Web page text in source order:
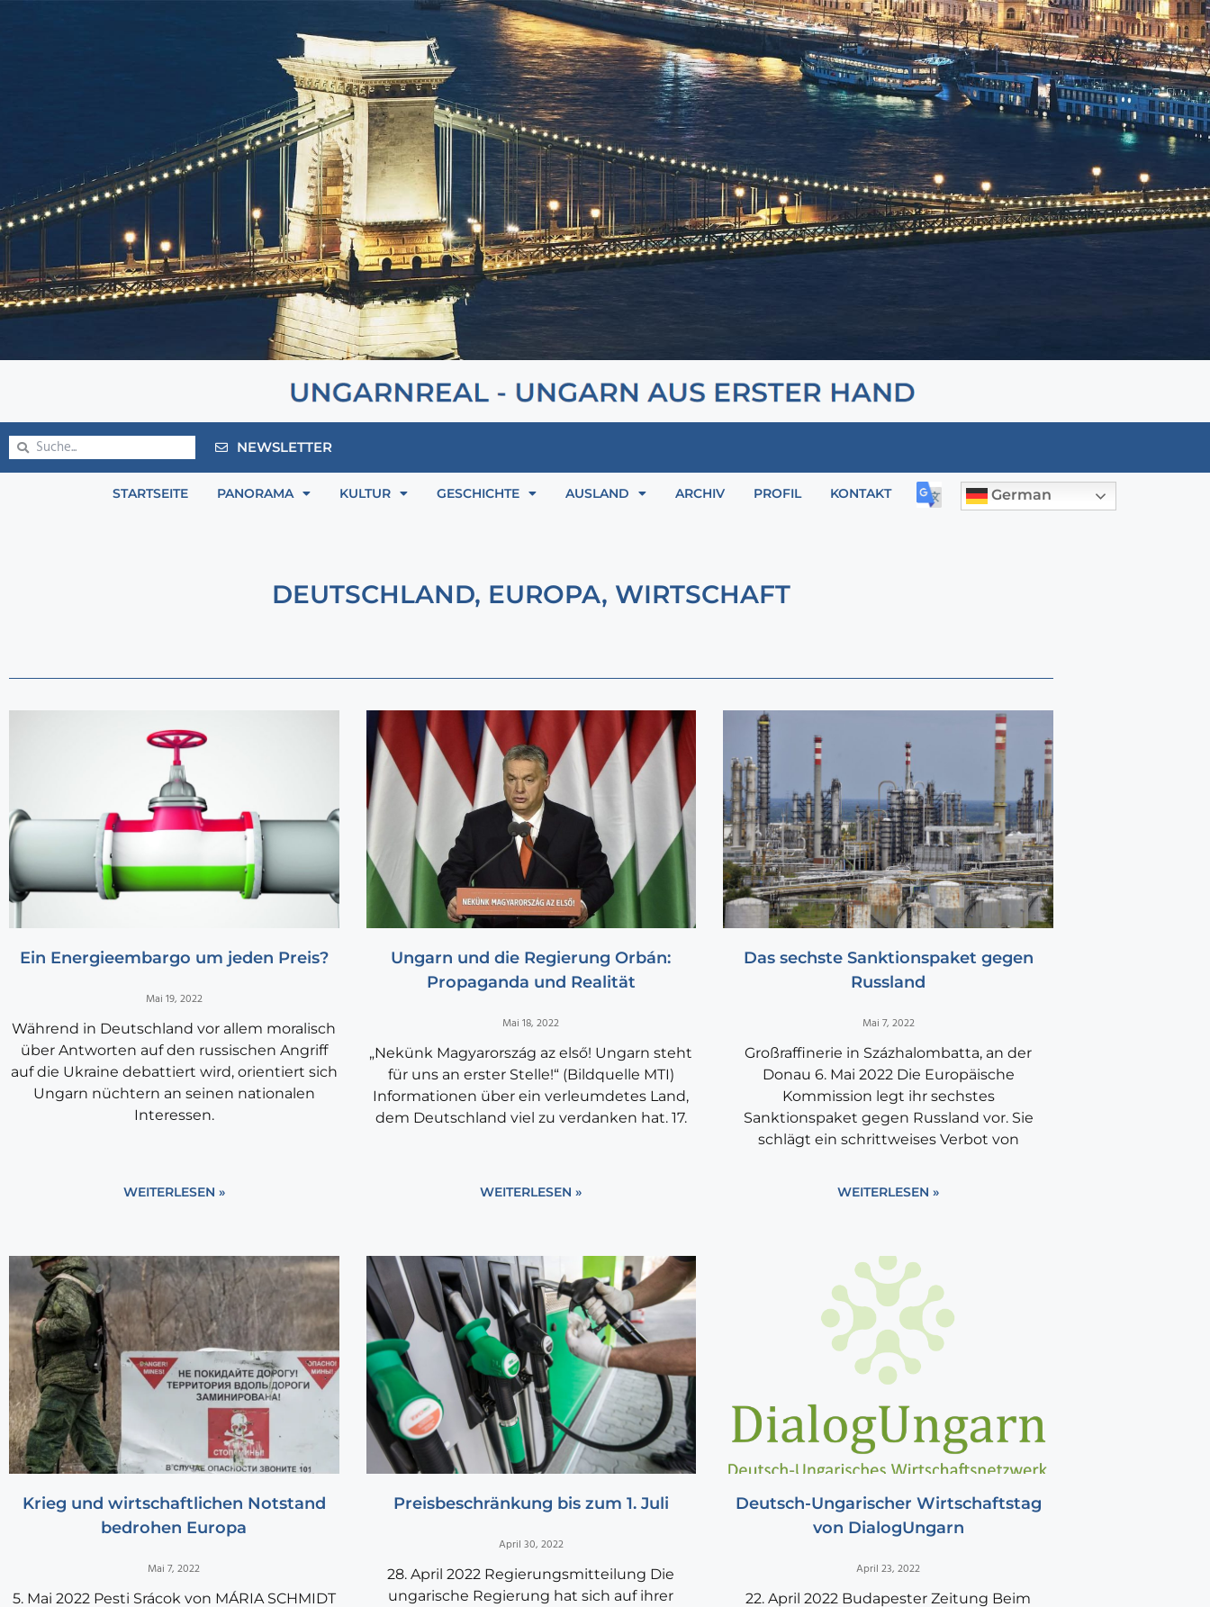
NEWSLETTER
STARTSEITE PANORAMA KULTUR GESCHICHTE AUSLAND ARCHIV PROFIL KONTAKT German
DEUTSCHLAND, EUROPA, WIRTSCHAFT
Ein Energieembargo um jeden Preis?
Mai 19, 2022
Während in Deutschland vor allem moralisch
über Antworten auf den russischen Angriff
auf die Ukraine debattiert wird, orientiert sich
Ungarn nüchtern an seinen nationalen
Interessen.
WEITERLESEN »
Ungarn und die Regierung Orbán:
Propaganda und Realität
Mai 18, 2022
„Nekünk Magyarország az első! Ungarn steht
für uns an erster Stelle!“ (Bildquelle MTI)
Informationen über ein verleumdetes Land,
dem Deutschland viel zu verdanken hat. 17.
WEITERLESEN »
Das sechste Sanktionspaket gegen
Russland
Mai 7, 2022
Großraffinerie in Százhalombatta, an der
Donau 6. Mai 2022 Die Europäische
Kommission legt ihr sechstes
Sanktionspaket gegen Russland vor. Sie
schlägt ein schrittweises Verbot von
WEITERLESEN »
Krieg und wirtschaftlichen Notstand
bedrohen Europa
Mai 7, 2022
5. Mai 2022 Pesti Srácok von MÁRIA SCHMIDT
Preisbeschränkung bis zum 1. Juli
April 30, 2022
28. April 2022 Regierungsmitteilung Die
ungarische Regierung hat sich auf ihrer
Deutsch-Ungarischer Wirtschaftstag
von DialogUngarn
April 23, 2022
22. April 2022 Budapester Zeitung Beim